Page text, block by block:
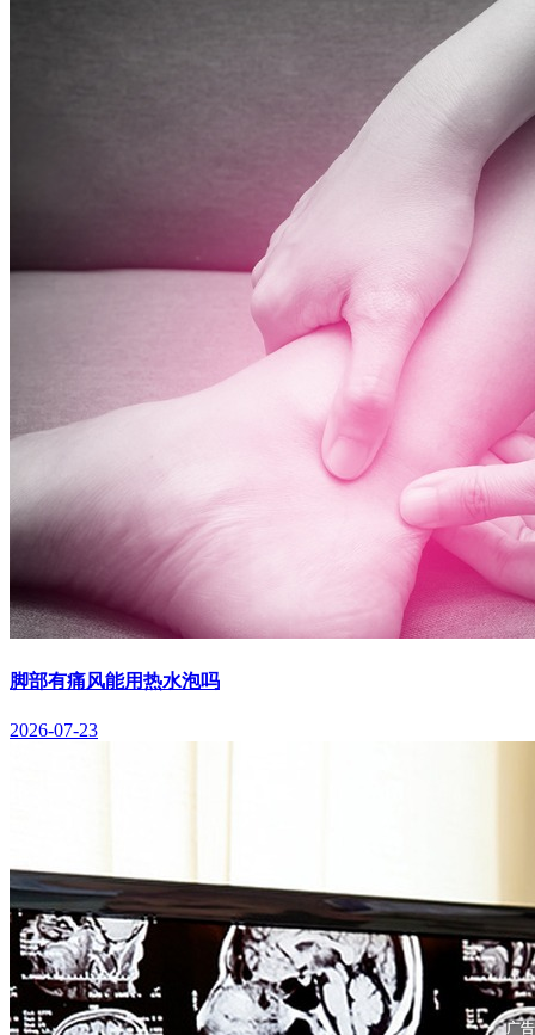
脚部有痛风能用热水泡吗
2026-07-23